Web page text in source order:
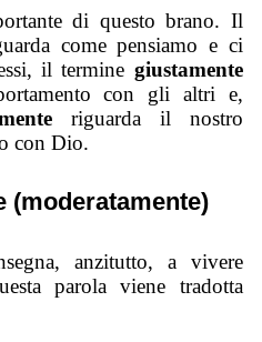
di questo brano. Il
come pensiamo e ci
il termine giustamente
con gli altri e,
riguarda il nostro
con Dio.
(moderatamente)
anzitutto, a vivere
parola viene tradotta